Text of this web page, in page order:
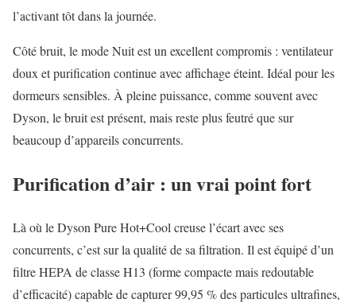
l’activant tôt dans la journée.
Côté bruit, le mode Nuit est un excellent compromis : ventilateur
doux et purification continue avec affichage éteint. Idéal pour les
dormeurs sensibles. À pleine puissance, comme souvent avec
Dyson, le bruit est présent, mais reste plus feutré que sur
beaucoup d’appareils concurrents.
Purification d’air : un vrai point fort
Là où le Dyson Pure Hot+Cool creuse l’écart avec ses
concurrents, c’est sur la qualité de sa filtration. Il est équipé d’un
filtre HEPA de classe H13 (forme compacte mais redoutable
d’efficacité) capable de capturer 99,95 % des particules ultrafines,